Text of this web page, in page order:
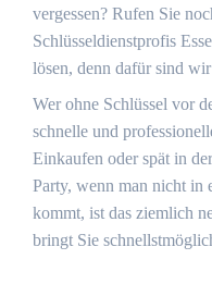
vergessen? Rufen Sie
Schlüsseldienstprofis
lösen, denn dafür sind
Wer ohne Schlüssel vor
schnelle und
Einkaufen oder spät in
Party, wenn man nicht in
kommt, ist das ziemlich
bringt Sie